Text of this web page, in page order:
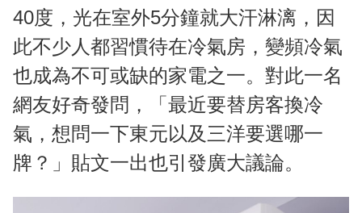
u
40度，光在室外5分鐘就大汗淋漓，因
此不少人都習慣待在冷氣房，變頻冷氣
也成為不可或缺的家電之一。對此一名
網友好奇發問，「最近要替房客換冷
氣，想問一下東元以及三洋要選哪一
牌？」貼文一出也引發廣大議論。